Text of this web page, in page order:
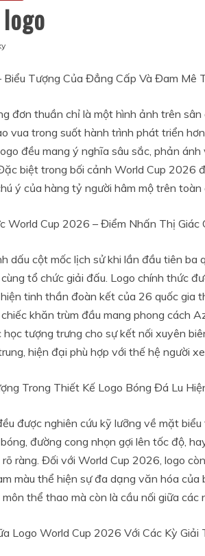
Tượng Của Đẳng Cấp Và Đam Mê
đơn thuần chỉ là một hình ảnh trên
vua trong suốt hành trình phát triển
đều mang ý nghĩa sâu sắc, phản
biệt trong bối cảnh World Cup 2026
ý của hàng tỷ người hâm mộ trên toàn
World Cup 2026 – Điểm Nhấn Thị Giác
dấu cột mốc lịch sử khi lần đầu tiên ba
tổ chức giải đấu. Logo chính thức
tinh thần đoàn kết của 26 quốc gia
khăn trùm đầu mang phong cách
tượng trưng cho sự kết nối xuyên
hiện đại phù hợp với thế hệ người
Trong Thiết Kế Logo Bóng Đá Lu
được nghiên cứu kỹ lưỡng về mặt
đường cong nhọn gợi lên tốc độ,
ràng. Đối với World Cup 2026, logo
màu thể hiện sự đa dạng văn hóa
thể thao mà còn là cầu nối giữa
Logo World Cup 2026 Với Các Kỳ Giải